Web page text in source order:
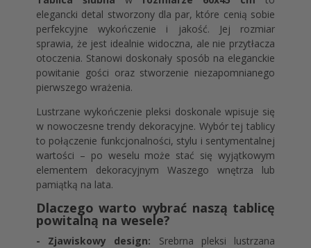
elegancki detal stworzony dla par, które cenią sobie
perfekcyjne wykończenie i jakość. Jej rozmiar
sprawia, że jest idealnie widoczna, ale nie przytłacza
otoczenia. Stanowi doskonały sposób na eleganckie
powitanie gości oraz stworzenie niezapomnianego
pierwszego wrażenia.
Lustrzane wykończenie pleksi doskonale wpisuje się
w nowoczesne trendy dekoracyjne. Wybór tej tablicy
to połączenie funkcjonalności, stylu i sentymentalnej
wartości – po weselu może stać się wyjątkowym
elementem dekoracyjnym Waszego wnętrza lub
pamiątką na lata.
Dlaczego warto wybrać naszą tablicę
powitalną na wesele?
- Zjawiskowy design: Srebrna pleksi lustrzana